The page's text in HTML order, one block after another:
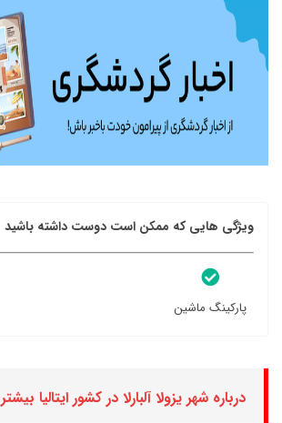
ویژگی هایی که ممکن است دوست داشته باشید
پارکینگ ماشین
درباره شهر یزولا آلبارلا در کشور ایتالیا